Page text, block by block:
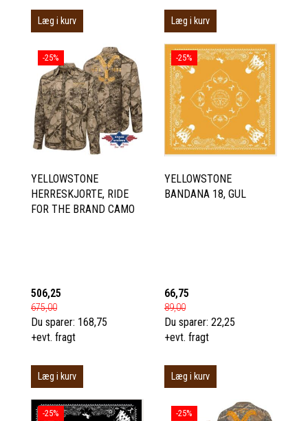
Læg i kurv Læg i kurv
-25%
YELLOWSTONE
HERRESKJORTE, RIDE
FOR THE BRAND CAMO
506,25
675,00
Du sparer: 168,75
+evt. fragt
Læg i kurv
-25%
YELLOWSTONE
BANDANA 18, GUL
66,75
89,00
Du sparer: 22,25
+evt. fragt
Læg i kurv
-25% -25%